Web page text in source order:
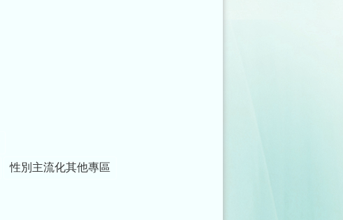
性別主流化其他專區